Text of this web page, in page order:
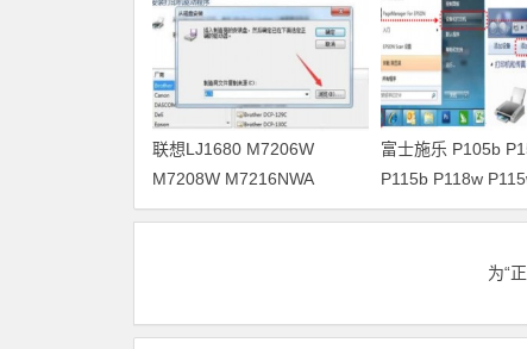
联想LJ1680 M7206W
M7208W M7216NWA
M7256WHF打印机驱动安装
富士施乐 P105b
P115b P118w
P225db 打印机驱
为“